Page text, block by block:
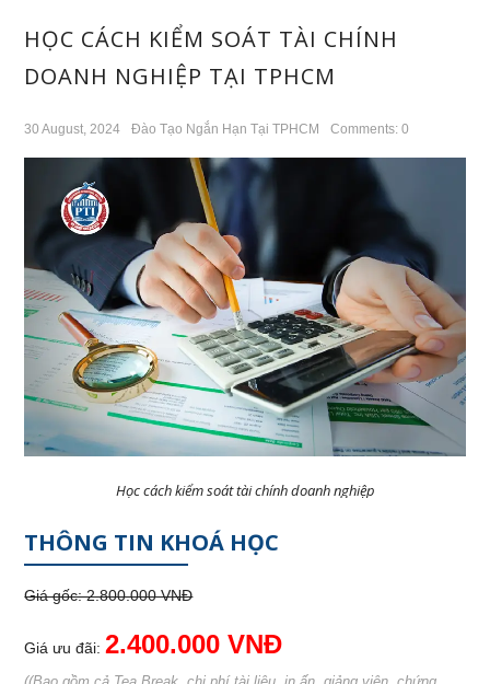
HỌC CÁCH KIỂM SOÁT TÀI CHÍNH
DOANH NGHIỆP TẠI TPHCM
30 August, 2024 Đào Tạo Ngắn Hạn Tại TPHCM Comments: 0
Học cách kiểm soát tài chính doanh nghiệp
THÔNG TIN KHOÁ HỌC
Giá gốc: 2.800.000 VNĐ
Giá ưu đãi:2.400.000 VNĐ